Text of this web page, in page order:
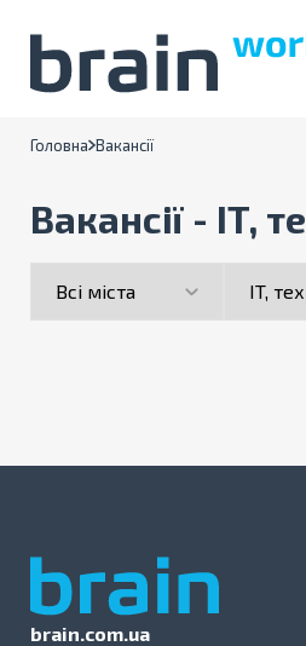
Головна Вакансії
Вакансії - IT,
brain.com.ua